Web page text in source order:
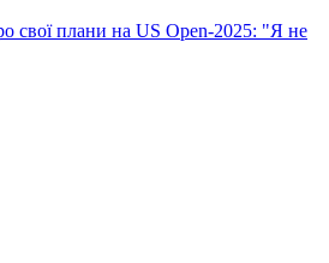
свої плани на US Open-2025: "Я не